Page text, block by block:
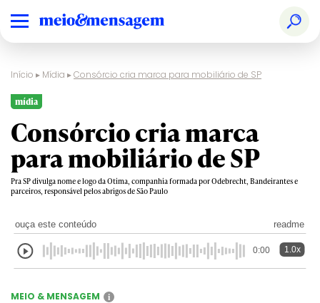
Início ▸ Mídia ▸Consórcio cria marca para mobiliário de SP
mídia
Consórcio cria marca
para mobiliário de SP
Pra SP divulga nome e logo da Otima, companhia formada por Odebrecht, Bandeirantes e
parceiros, responsável pelos abrigos de São Paulo
ouça este conteúdo readme
0:00 1.0x
MEIO & MENSAGEM i